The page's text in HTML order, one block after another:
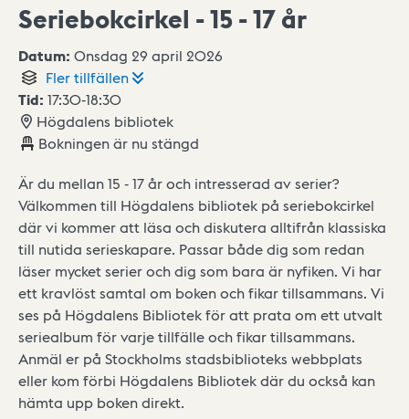
Seriebokcirkel - 15 - 17 år
Datum: Onsdag 29 april 2026
Flertillfällen
Tid: 17:30-18:30
Högdalens bibliotek
Bokningen är nu stängd
Är du mellan 15 - 17 år och intresserad av serier?
Välkommen till Högdalens bibliotek på seriebokcirkel
där vi kommer att läsa och diskutera alltifrån klassiska
till nutida serieskapare. Passar både dig som redan
läser mycket serier och dig som bara är nyfiken. Vi har
ett kravlöst samtal om boken och fikar tillsammans. Vi
ses på Högdalens Bibliotek för att prata om ett utvalt
seriealbum för varje tillfälle och fikar tillsammans.
Anmäl er på Stockholms stadsbiblioteks webbplats
eller kom förbi Högdalens Bibliotek där du också kan
hämta upp boken direkt.